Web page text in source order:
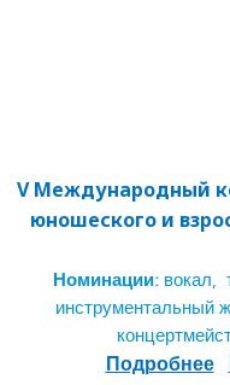
V Международный
юношеского и
Номинации:вокал,
инструментальный
Подробнее